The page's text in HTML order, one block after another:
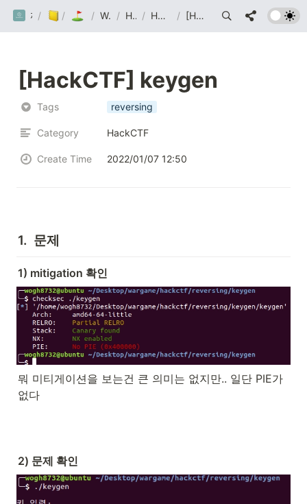
까망눈 연구소
/ Post
/ Wargame
/ Wargame / HackCTF / HackCTF write up / [HackCTF] keygen
[HackCTF] keygen
Tags reversing
Category HackCTF
Create Time 2022/01/07 12:50
1.  문제
1) mitigation 확인
뭐 미티게이션을 보는건 큰 의미는 없지만.. 일단 PIE가
없다
2) 문제 확인